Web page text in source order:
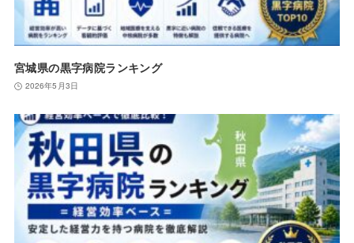
宮城県の黒字病院ランキング
2026年5月3日